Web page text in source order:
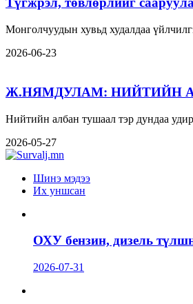
Монголчуудын хувьд худалдаа
2026-06-23
Ж.НЯМДУЛАМ: НИЙТИЙН
Нийтийн албан тушаал тэр дундаа
2026-05-27
Шинэ мэдээ
Их уншсан
ОХУ бензин, дизель
2026-07-31